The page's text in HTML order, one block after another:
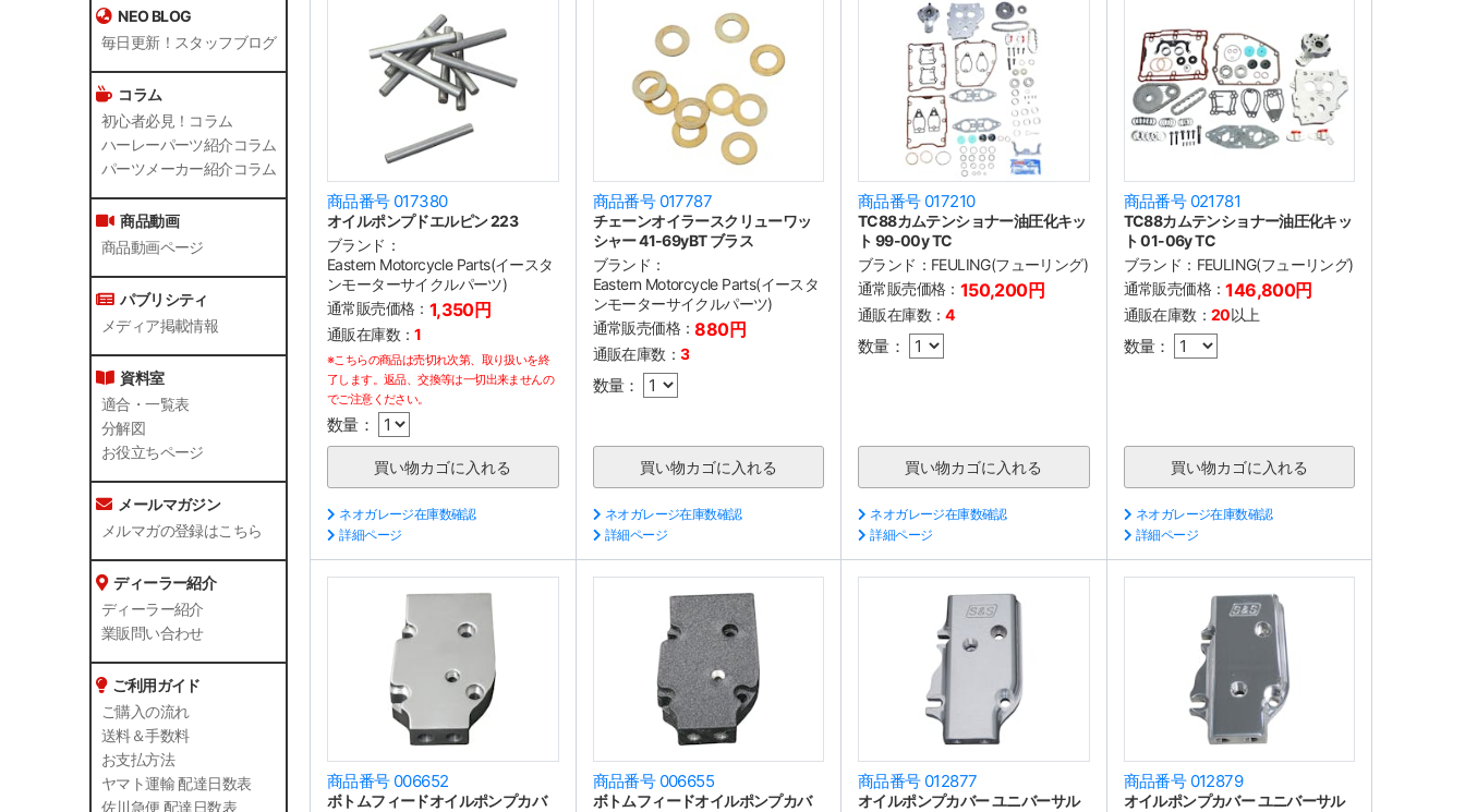
NEO BLOG
毎日更新！スタッフブログ
コラム
初心者必見！コラム
ハーレーパーツ紹介コラム
パーツメーカー紹介コラム
商品動画
商品動画ページ
パブリシティ
メディア掲載情報
資料室
適合・一覧表
分解図
お役立ちページ
メールマガジン
メルマガの登録はこちら
ディーラー紹介
ディーラー紹介
業販問い合わせ
ご利用ガイド
ご購入の流れ
送料＆手数料
お支払方法
ヤマト運輸 配達日数表
佐川急便 配達日数表
商品番号 017380
オイルポンプドエルピン 223
ブランド：
Eastern Motorcycle Parts(イースタ
ンモーターサイクルパーツ)
通常販売価格： 1,350円
通販在庫数：1
※こちらの商品は売切れ次第、取り扱いを終
了します。返品、交換等は一切出来ませんの
でご注意ください。
数量：
ネオガレージ在庫数確認
詳細ページ
商品番号 017787
チェーンオイラースクリューワッ
シャー 41-69yBT ブラス
ブランド：
Eastern Motorcycle Parts(イースタ
ンモーターサイクルパーツ)
通常販売価格：880円
通販在庫数： 3
数量：
ネオガレージ在庫数確認
詳細ページ
商品番号 017210
TC88カムテンショナー油圧化キッ
ト 99-00y TC
ブランド： FEULING(フューリング)
通常販売価格： 150,200円
通販在庫数：4
数量：
ネオガレージ在庫数確認
詳細ページ
商品番号 021781
TC88カムテンショナー油圧化キッ
ト 01-06y TC
ブランド： FEULING(フューリング)
通常販売価格：146,800円
通販在庫数： 20以上
数量：
ネオガレージ在庫数確認
詳細ページ
商品番号 006652
ボトムフィードオイルポンプカバ
商品番号 006655
ボトムフィードオイルポンプカバ
商品番号 012877
オイルポンプカバー ユニバーサル
商品番号 012879
オイルポンプカバー ユニバーサル